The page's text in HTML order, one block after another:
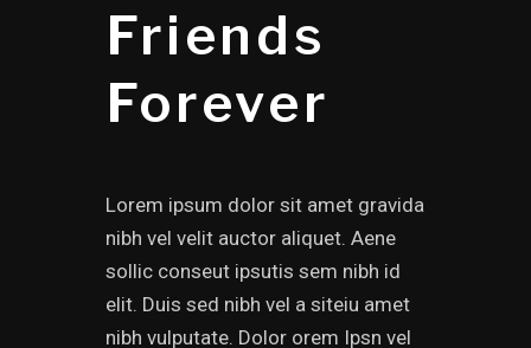
Friends
Forever
Lorem ipsum dolor sit amet gravida
nibh vel velit auctor aliquet. Aene
sollic conseut ipsutis sem nibh id
elit. Duis sed nibh vel a siteiu amet
nibh vulputate. Dolor orem Ipsn vel